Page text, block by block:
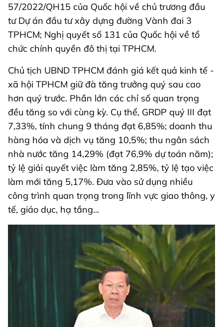
57/2022/QH15 của Quốc hội về chủ trương đầu
tư Dự án đầu tư xây dựng đường Vành đai 3
TPHCM; Nghị quyết số 131 của Quốc hội về tổ
chức chính quyền đô thị tại TPHCM.
Chủ tịch UBND TPHCM đánh giá kết quả kinh tế -
xã hội TPHCM giữ đà tăng trưởng quý sau cao
hơn quý trước. Phần lớn các chỉ số quan trọng
đều tăng so với cùng kỳ. Cụ thể, GRDP quý III đạt
7,33%, tính chung 9 tháng đạt 6,85%; doanh thu
hàng hóa và dịch vụ tăng 10,5%; thu ngân sách
nhà nước tăng 14,29% (đạt 76,9% dự toán năm);
tỷ lệ giải quyết việc làm tăng 2,85%, tỷ lệ tạo việc
làm mới tăng 5,17%. Đưa vào sử dụng nhiều
công trình quan trọng trong lĩnh vực giao thông, y
tế, giáo dục, hạ tầng...